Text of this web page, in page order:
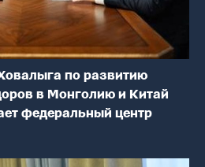
по развитию
в Монголию и Китай
федеральный центр